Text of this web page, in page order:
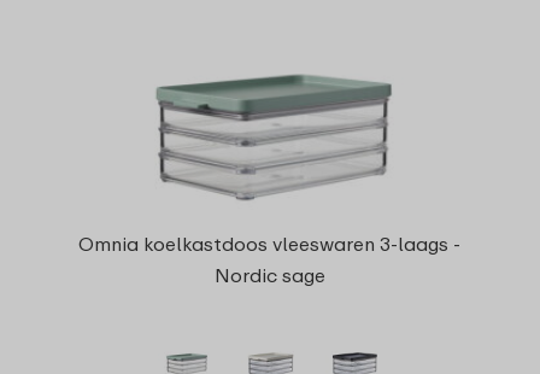
Omnia koelkastdoos vleeswaren 3-laags -
Nordic sage